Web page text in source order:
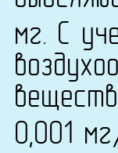
мг. С
0,001